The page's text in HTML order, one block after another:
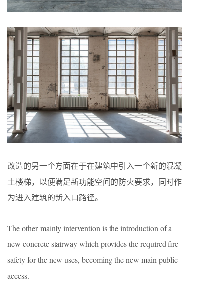
改造的另一个方面在于在建筑中引入一个新的混凝
土楼梯，以便满足新功能空间的防火要求，同时作
为进入建筑的新入口路径。
The other mainly intervention is the introduction of a
new concrete stairway which provides the required fire
safety for the new uses, becoming the new main public
access.